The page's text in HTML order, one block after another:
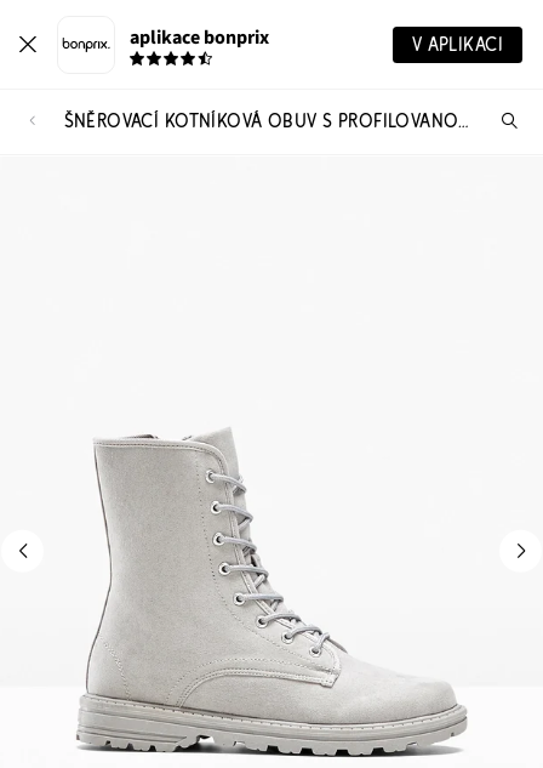
aplikace bonprix V APLIKACI
ŠNĚROVACÍ KOTNÍKOVÁ OBUV S PROFILOVANOU PODRÁŽKOU